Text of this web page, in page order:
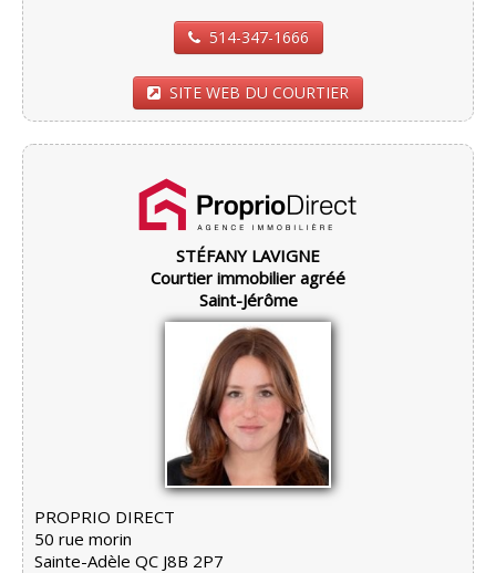
514-347-1666
SITE WEB DU COURTIER
STÉFANY LAVIGNE
Courtier immobilier agréé
Saint-Jérôme
PROPRIO DIRECT
50 rue morin
Sainte-Adèle QC J8B 2P7